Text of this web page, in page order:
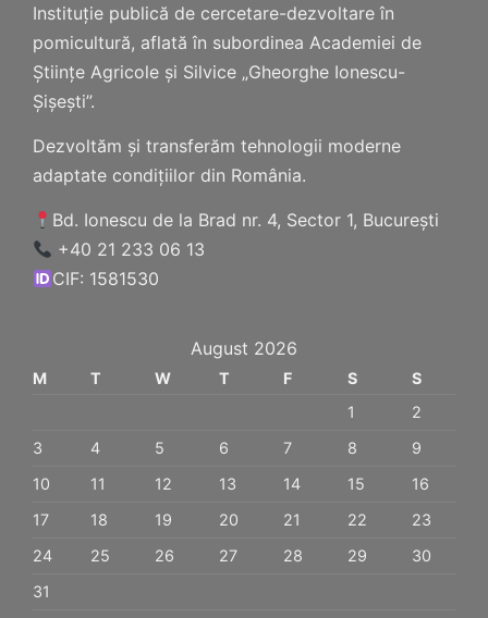
Instituție publică de cercetare-dezvoltare în
pomicultură, aflată în subordinea Academiei de
Științe Agricole și Silvice „Gheorghe Ionescu-
Șișești”.
Dezvoltăm și transferăm tehnologii moderne
adaptate condițiilor din România.
Bd. Ionescu de la Brad nr. 4, Sector 1, București
+40 21 233 06 13
CIF: 1581530
August 2026
M T W T F S
S
1
2
3
4 5 6 7 8
9
10
11 12 13 14 15
16
17
18 19 20 21 22
23
24
25 26 27 28 29
30
31